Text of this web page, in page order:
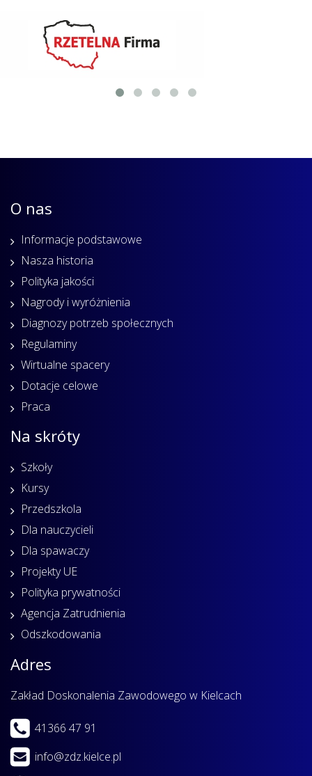
O nas
Informacje podstawowe
Nasza historia
Polityka jakości
Nagrody i wyróżnienia
Diagnozy potrzeb społecznych
Regulaminy
Wirtualne spacery
Dotacje celowe
Praca
Na skróty
Szkoły
Kursy
Przedszkola
Dla nauczycieli
Dla spawaczy
Projekty UE
Polityka prywatności
Agencja Zatrudnienia
Odszkodowania
Adres
Zakład Doskonalenia Zawodowego w Kielcach
41366 47 91
info@zdz.kielce.pl